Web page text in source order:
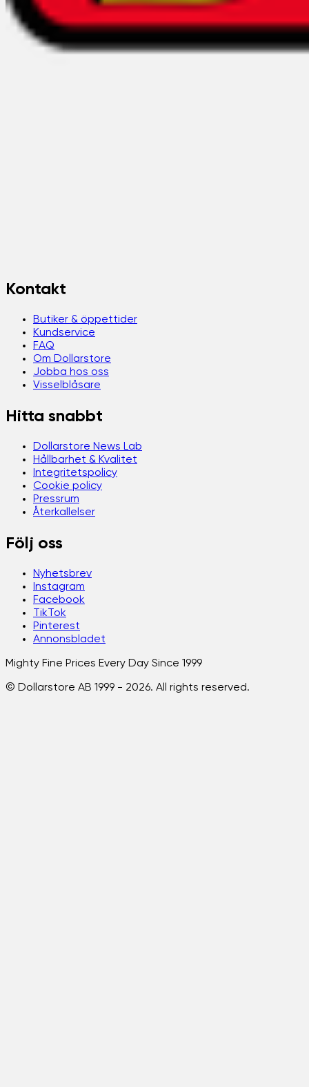
Kontakt
Butiker & öppettider
Kundservice
FAQ
Om Dollarstore
Jobba hos oss
Visselblåsare
Hitta snabbt
Dollarstore News Lab
Hållbarhet & Kvalitet
Integritetspolicy
Cookie policy
Pressrum
Återkallelser
Följ oss
Nyhetsbrev
Instagram
Facebook
TikTok
Pinterest
Annonsbladet
Mighty Fine Prices Every Day Since 1999
© Dollarstore AB 1999 - 2026. All rights reserved.